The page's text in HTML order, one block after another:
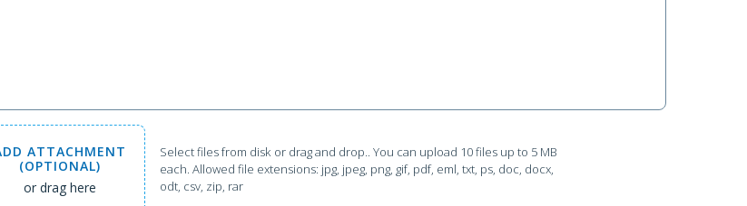
ATTACHMENT
(OPTIONAL)
or drag here
Select files from disk or drag and drop.. You can upload 10 files up to 5 MB
each. Allowed file extensions: jpg, jpeg, png, gif, pdf, eml, txt, ps, doc, docx,
odt, csv, zip, rar